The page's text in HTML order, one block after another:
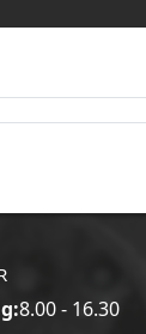
8.00 - 16.30